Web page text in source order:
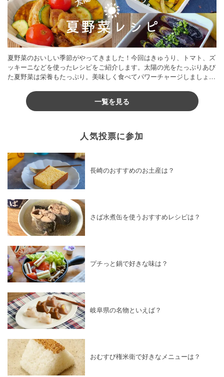
夏野菜のおいしい季節がやってきました！今回はきゅうり、トマト、ズ
ッキーニなどを使ったレシピをご紹介します。太陽の光をたっぷりあび
た夏野菜は栄養もたっぷり。美味しく食べてパワーチャージしましょう
一覧を見る
人気投票に参加
長崎のおすすめのお土産は？
さば水煮缶を使うおすすめレシピは？
プチっと鍋で好きな味は？
岐阜県の名物といえば？
おむすび権米衛で好きなメニューは？